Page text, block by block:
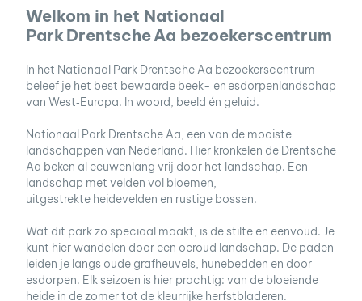
Welkom in het Nationaal
Park Drentsche Aa bezoekerscentrum
In het Nationaal Park Drentsche Aa bezoekerscentrum
beleef je het best bewaarde beek- en esdorpenlandschap
van West‑Europa. In woord, beeld én geluid.
Nationaal Park Drentsche Aa, een van de mooiste
landschappen van Nederland. Hier kronkelen de Drentsche
Aa beken al eeuwenlang vrij door het landschap. Een
landschap met velden vol bloemen,
uitgestrekte heidevelden en rustige bossen.
Wat dit park zo speciaal maakt, is de stilte en eenvoud. Je
kunt hier wandelen door een oeroud landschap. De paden
leiden je langs oude grafheuvels, hunebedden en door
esdorpen. Elk seizoen is hier prachtig: van de bloeiende
heide in de zomer tot de kleurrijke herfstbladeren.